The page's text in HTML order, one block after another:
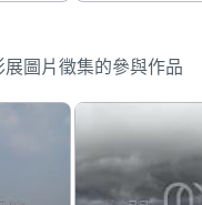
圖片徵集的參與作品